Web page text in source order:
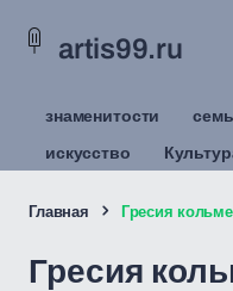
artis99.ru
знаменитости
искусство
Главная Гресия
Гресия